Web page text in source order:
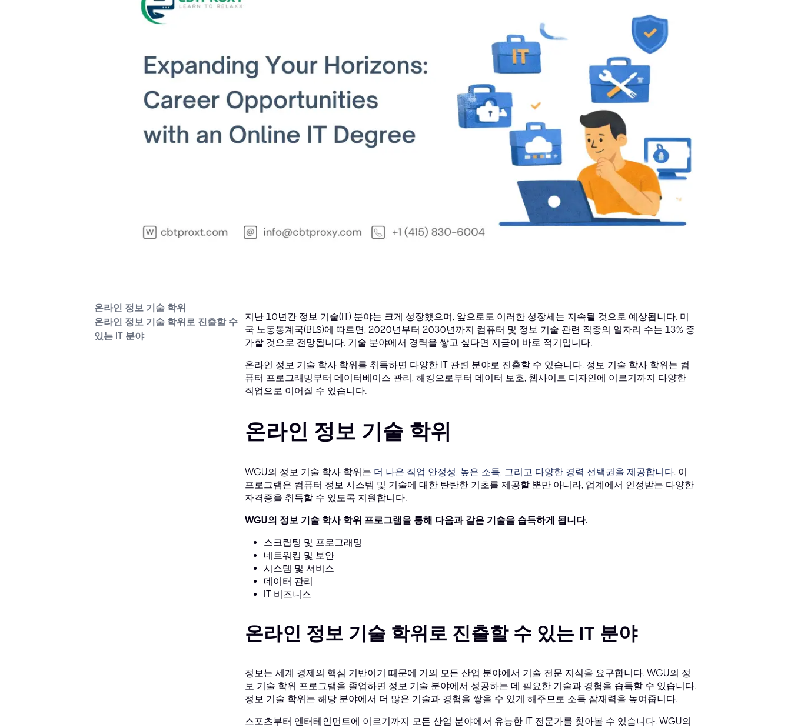
온라인 정보 기술 학위
온라인 정보 기술 학위로 진출할 수
있는 IT 분야
지난 10년간 정보 기술(IT) 분야는 크게 성장했으며, 앞으로도 이러한 성장세는 지속될 것으로 예상됩니다. 미
국 노동통계국(BLS)에 따르면, 2020년부터 2030년까지 컴퓨터 및 정보 기술 관련 직종의 일자리 수는 13% 증
가할 것으로 전망됩니다. 기술 분야에서 경력을 쌓고 싶다면 지금이 바로 적기입니다.
온라인 정보 기술 학사 학위를 취득하면 다양한 IT 관련 분야로 진출할 수 있습니다. 정보 기술 학사 학위는 컴
퓨터 프로그래밍부터 데이터베이스 관리, 해킹으로부터 데이터 보호, 웹사이트 디자인에 이르기까지 다양한
직업으로 이어질 수 있습니다.
온라인 정보 기술 학위
WGU의 정보 기술 학사 학위는 더 나은 직업 안정성, 높은 소득, 그리고 다양한 경력 선택권을 제공합니다. 이
프로그램은 컴퓨터 정보 시스템 및 기술에 대한 탄탄한 기초를 제공할 뿐만 아니라, 업계에서 인정받는 다양한
자격증을 취득할 수 있도록 지원합니다.
WGU의 정보 기술 학사 학위 프로그램을 통해 다음과 같은 기술을 습득하게 됩니다.
스크립팅 및 프로그래밍
네트워킹 및 보안
시스템 및 서비스
데이터 관리
IT 비즈니스
온라인 정보 기술 학위로 진출할 수 있는 IT 분야
정보는 세계 경제의 핵심 기반이기 때문에 거의 모든 산업 분야에서 기술 전문 지식을 요구합니다. WGU의 정
보 기술 학위 프로그램을 졸업하면 정보 기술 분야에서 성공하는 데 필요한 기술과 경험을 습득할 수 있습니다.
정보 기술 학위는 해당 분야에서 더 많은 기술과 경험을 쌓을 수 있게 해주므로 소득 잠재력을 높여줍니다.
스포츠부터 엔터테인먼트에 이르기까지 모든 산업 분야에서 유능한 IT 전문가를 찾아볼 수 있습니다. WGU의